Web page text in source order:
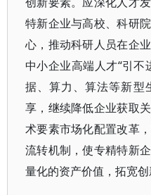
特新企业与高校、科研
心，推动科研人员在企
中小企业高端人才“引不
据、算力、算法等新型
享，继续降低企业获取
术要素市场化配置改革
流转机制，使专精特新
量化的资产价值，拓宽创